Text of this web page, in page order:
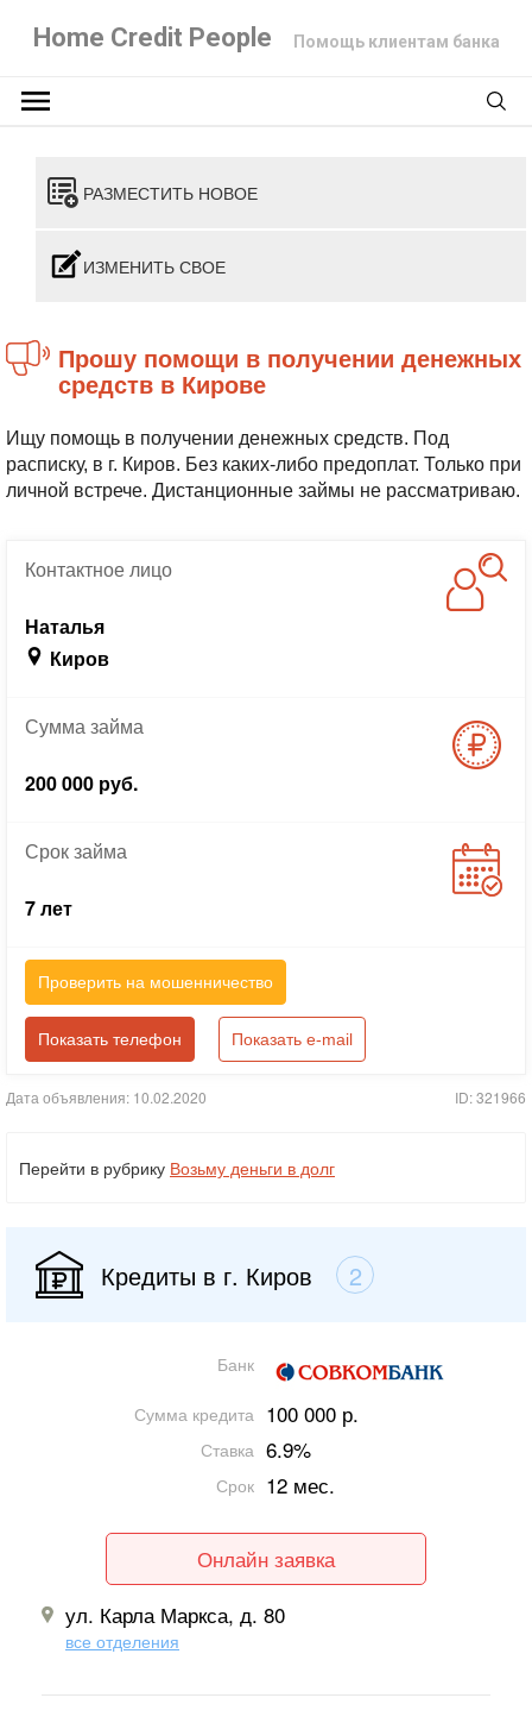
Home Credit People Помощь клиентам банка
РАЗМЕСТИТЬ НОВОЕ
ИЗМЕНИТЬ СВОЕ
Прошу помощи в получении денежных
средств в Кирове
Ищу помощь в получении денежных средств. Под
расписку, в г. Киров. Без каких-либо предоплат. Только при
личной встрече. Дистанционные займы не рассматриваю.
Контактноелицо
Наталья
Киров
Суммазайма
200 000 руб.
Срокзайма
7 лет
Проверить на мошенничество
Показать телефон Показать e-mail
Дата объявления: 10.02.2020 ID: 321966
Перейти в рубрику Возьму деньги в долг
Кредиты в г. Киров 2
Банк
Сумма кредита 100 000 р.
Ставка 6.9%
Срок 12 мес.
Онлайн заявка
ул. Карла Маркса, д. 80
все отделения